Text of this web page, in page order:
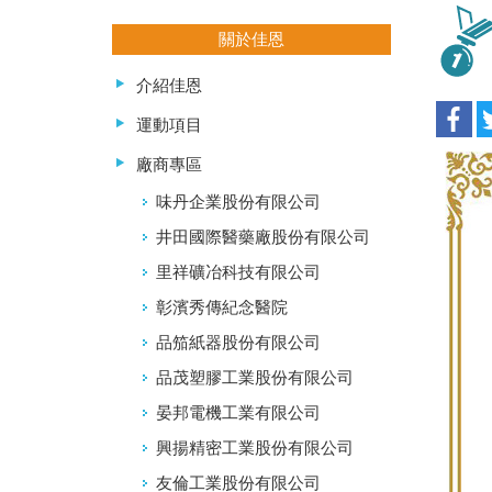
關於佳恩
介紹佳恩
運動項目
廠商專區
味丹企業股份有限公司
井田國際醫藥廠股份有限公司
里祥礦冶科技有限公司
彰濱秀傳紀念醫院
品笳紙器股份有限公司
品茂塑膠工業股份有限公司
晏邦電機工業有限公司
興揚精密工業股份有限公司
友倫工業股份有限公司